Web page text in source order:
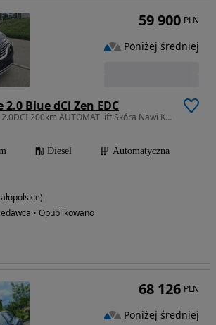
Blue dCi Zen EDC
1997 cm3 • 200 KM • 2.0DCI 200km AUTOMAT lift Skóra Nawi Kamery Panorama DVD 109tyś km 20r
Diesel
Automatyczna
• Opublikowano
59 900 PLN
Poniżej średniej
68 126 PLN
Poniżej średniej